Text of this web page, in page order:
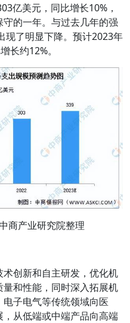
亿美元，同比增长10%，
的一年。与过去几年的强
现了明显下降。预计2023年
长约12%。
商产业研究院整理
创新和自主研发，优化机
和性能，同时深入拓展机
子电气等传统领域向医
从低端或中端产品向高端